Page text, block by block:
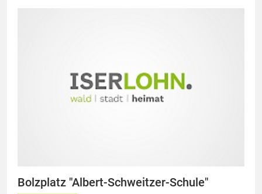
Bolzplatz "Albert-Schweitzer-Schule"